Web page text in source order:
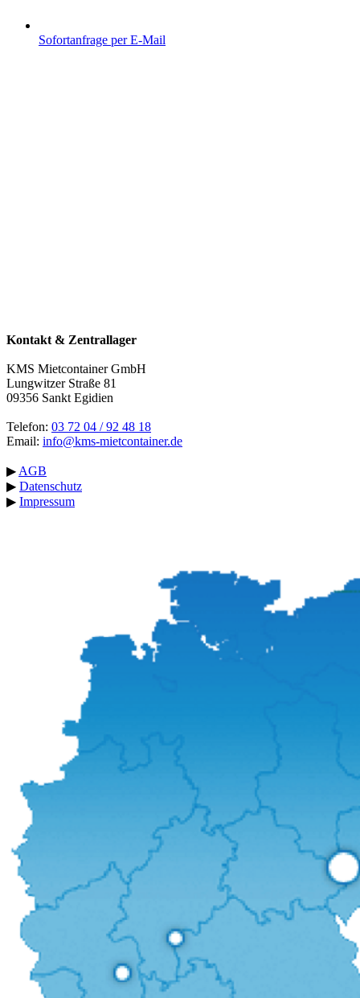
Sofortanfrage per E-Mail
Kontakt & Zentrallager
KMS Mietcontainer GmbH
Lungwitzer Straße 81
09356 Sankt Egidien
Telefon: 03 72 04 / 92 48 18
Email: info@kms-mietcontainer.de
▶ AGB
▶ Datenschutz
▶ Impressum